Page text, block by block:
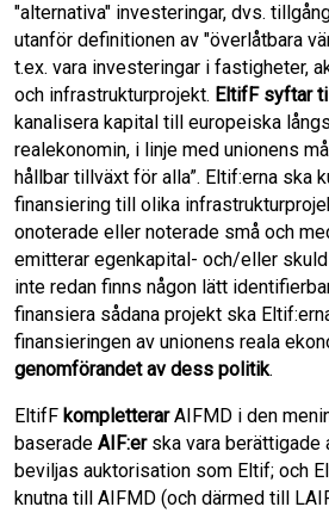
"alternativa" investeringar, dvs.
utanför definitionen av "överlåtbara
t.ex. vara investeringar i fastigheter,
och infrastrukturprojekt. EltifF syftar
kanalisera kapital till europeiska
realekonomin, i linje med unionens
hållbar tillväxt för alla”. Eltif:erna ska
finansiering till olika
onoterade eller noterade små och
emitterar egenkapital- och/eller
inte redan finns någon lätt
finansiera sådana projekt ska
finansieringen av unionens reala
genomförandet av dess politik.
EltifF kompletterarAIFMD i den
baserade AIF:erska vara berättigade
beviljas auktorisation som Eltif; och
knutna till AIFMD (och därmed till